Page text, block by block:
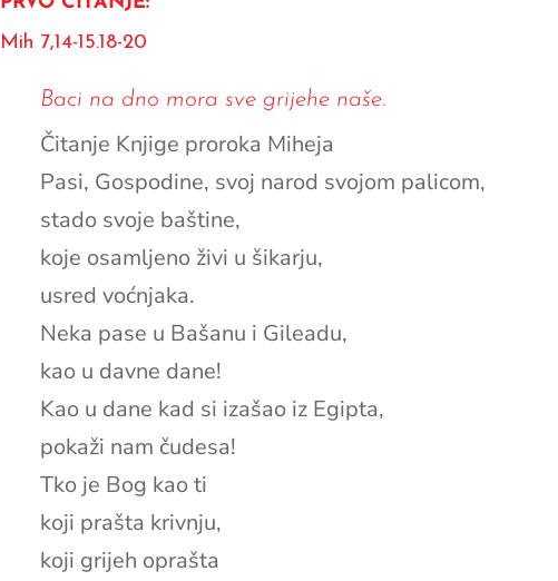
Mih 7,14-15.18-20
Baci na dno mora sve grijehe naše.
Čitanje Knjige proroka Miheja
Pasi, Gospodine, svoj narod svojom palicom,
stado svoje baštine,
koje osamljeno živi u šikarju,
usred voćnjaka.
Neka pase u Bašanu i Gileadu,
kao u davne dane!
Kao u dane kad si izašao iz Egipta,
pokaži nam čudesa!
Tko je Bog kao ti
koji prašta krivnju,
koji grijeh oprašta